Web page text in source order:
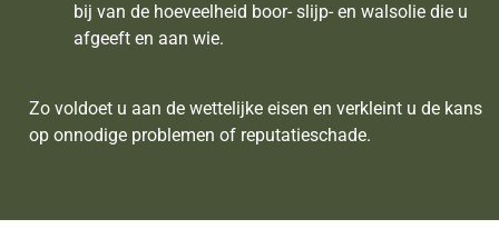
bij van de hoeveelheid boor- slijp- en walsolie die u
afgeeft en aan wie.
Zo voldoet u aan de wettelijke eisen en verkleint u de kans
op onnodige problemen of reputatieschade.